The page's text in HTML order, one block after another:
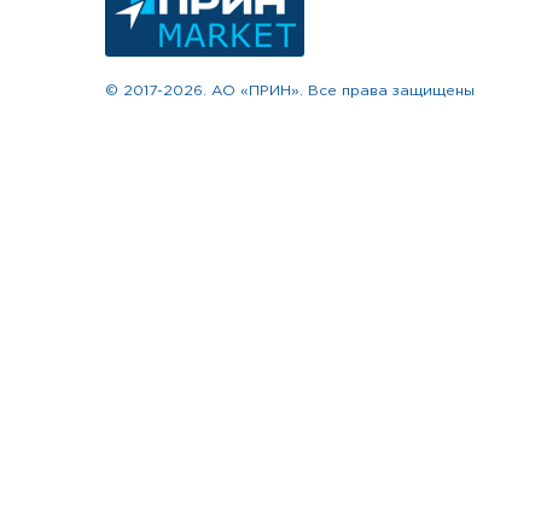
© 2017-2026. АО «ПРИН». Все права защищены